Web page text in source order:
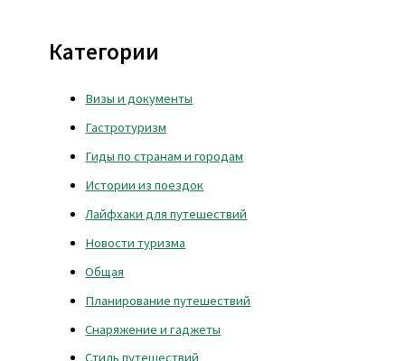
Категории
Визы и документы
Гастротуризм
Гиды по странам и городам
Истории из поездок
Лайфхаки для путешествий
Новости туризма
Общая
Планирование путешествий
Снаряжение и гаджеты